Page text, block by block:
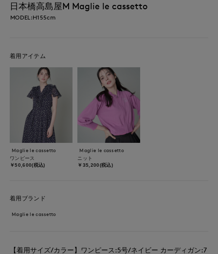
日本橋高島屋M Maglie le cassetto
MODEL:H155cm
着用アイテム
Maglie le cassetto
ワンピース
￥50,600(税込)
Maglie le cassetto
ニット
￥35,200(税込)
着用ブランド
Maglie le cassetto
【着用サイズ/カラー】ワンピース:5号/ネイビー カーディガン:7